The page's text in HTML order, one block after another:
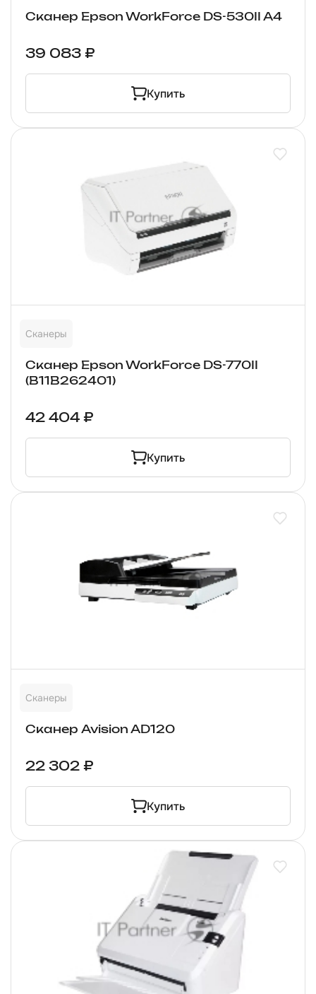
Сканер Epson WorkForce DS-530II A4
39 083 ₽
Купить
Сканеры
Сканер Epson WorkForce DS-770II
(B11B262401)
42 404 ₽
Купить
Сканеры
Сканер Avision AD120
22 302 ₽
Купить